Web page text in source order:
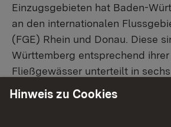
Einzugsgebieten hat Baden-
an den internationalen
(FGE) Rhein und Donau. Diese
Württemberg entsprechend
Fließgewässer unterteilt in sechs
Bearbeitungsgebiete (BG):
Hochrhein, Oberrhein, Neckar,
Hinweis zu Cookies